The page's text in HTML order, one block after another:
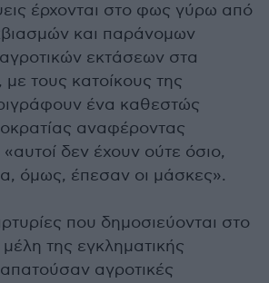
έρχονται στο φως γύρω από
και παράνομων
εκτάσεων στα
με τους κατοίκους της
ένα καθεστώς
αναφέροντας
δεν έχουν ούτε όσιο,
όμως, έπεσαν οι μάσκες».
που δημοσιεύονται στο
μέλη της εγκληματικής
αγροτικές